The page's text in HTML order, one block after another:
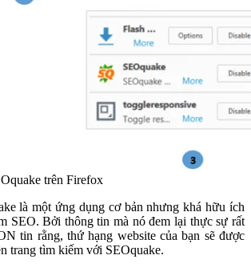
trên Firefox
là một ứng dụng cơ bản nhưng khá hữu ích
SEO. Bởi thông tin mà nó đem lại thực sự rất
tin rằng, thứ hạng website của bạn sẽ được
trang tìm kiếm với SEOquake.